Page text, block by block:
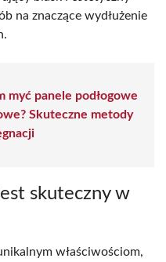
na znaczące wydłużenie
myć panele podłogowe
Skuteczne metody
skuteczny w
właściwościom,